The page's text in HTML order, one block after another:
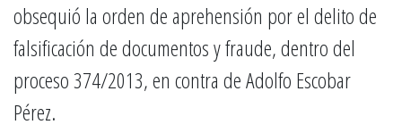
obsequió la orden de aprehensión por el delito de
falsificación de documentos y fraude, dentro del
proceso 374/2013, en contra de Adolfo Escobar
Pérez.